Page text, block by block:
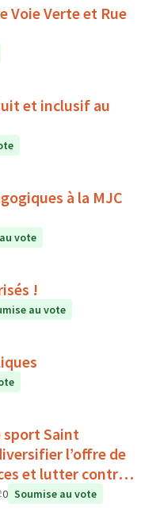
Voie Verte et Rue
et inclusif au
à la MJC
vote
!
au vote
sport Saint
l’offre de
et lutter contre
0 Soumise au vote